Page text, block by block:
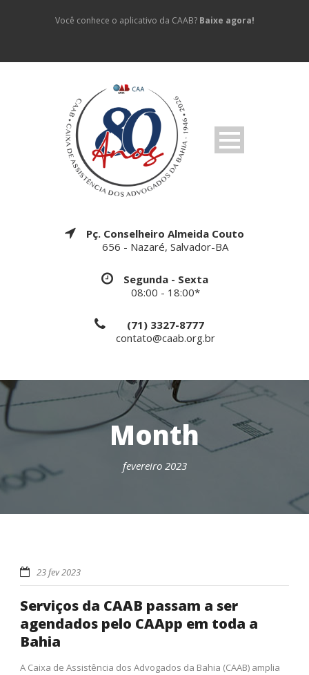
Você conhece o aplicativo da CAAB? Baixe agora!
Pç. Conselheiro Almeida Couto
656 - Nazaré, Salvador-BA
Segunda - Sexta
08:00 - 18:00*
(71) 3327-8777
contato@caab.org.br
Month
fevereiro 2023
23 fev 2023
Serviços da CAAB passam a ser
agendados pelo CAApp em toda a
Bahia
A Caixa de Assistência dos Advogados da Bahia (CAAB) amplia